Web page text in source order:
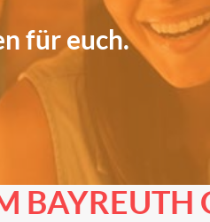
euch.
BAYREUTH